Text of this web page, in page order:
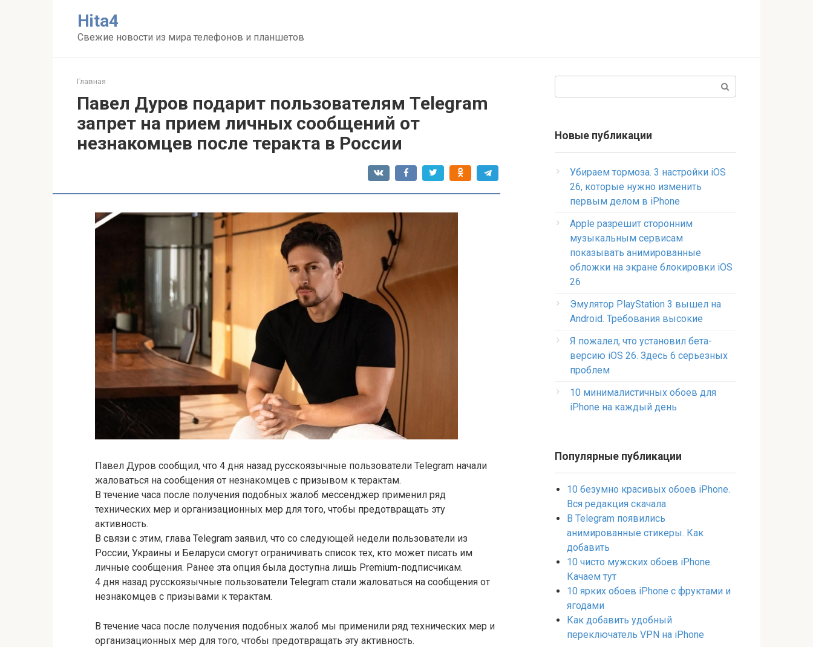
Нita4
Свежие новости из мира телефонов и планшетов
Главная
Павел Дуров подарит пользователям Telegram
запрет на прием личных сообщений от
незнакомцев после теракта в России
Павел Дуров сообщил, что 4 дня назад русскоязычные пользователи Telegram начали
жаловаться на сообщения от незнакомцев с призывом к терактам.
В течение часа после получения подобных жалоб мессенджер применил ряд
технических мер и организационных мер для того, чтобы предотвращать эту
активность.
В связи с этим, глава Telegram заявил, что со следующей недели пользователи из
России, Украины и Беларуси смогут ограничивать список тех, кто может писать им
личные сообщения. Ранее эта опция была доступна лишь Premium-подписчикам.
4 дня назад русскоязычные пользователи Telegram стали жаловаться на сообщения от
незнакомцев с призывами к терактам.
В течение часа после получения подобных жалоб мы применили ряд технических мер и
организационных мер для того, чтобы предотвращать эту активность.
Новые публикации
Убираем тормоза. 3 настройки iOS
26, которые нужно изменить
первым делом в iPhone
Apple разрешит сторонним
музыкальным сервисам
показывать анимированные
обложки на экране блокировки iOS
26
Эмулятор PlayStation 3 вышел на
Android. Требования высокие
Я пожалел, что установил бета-
версию iOS 26. Здесь 6 серьезных
проблем
10 минималистичных обоев для
iPhone на каждый день
Популярные публикации
10 безумно красивых обоев iPhone.
Вся редакция скачала
В Telegram появились
анимированные стикеры. Как
добавить
10 чисто мужских обоев iPhone.
Качаем тут
10 ярких обоев iPhone с фруктами и
ягодами
Как добавить удобный
переключатель VPN на iPhone